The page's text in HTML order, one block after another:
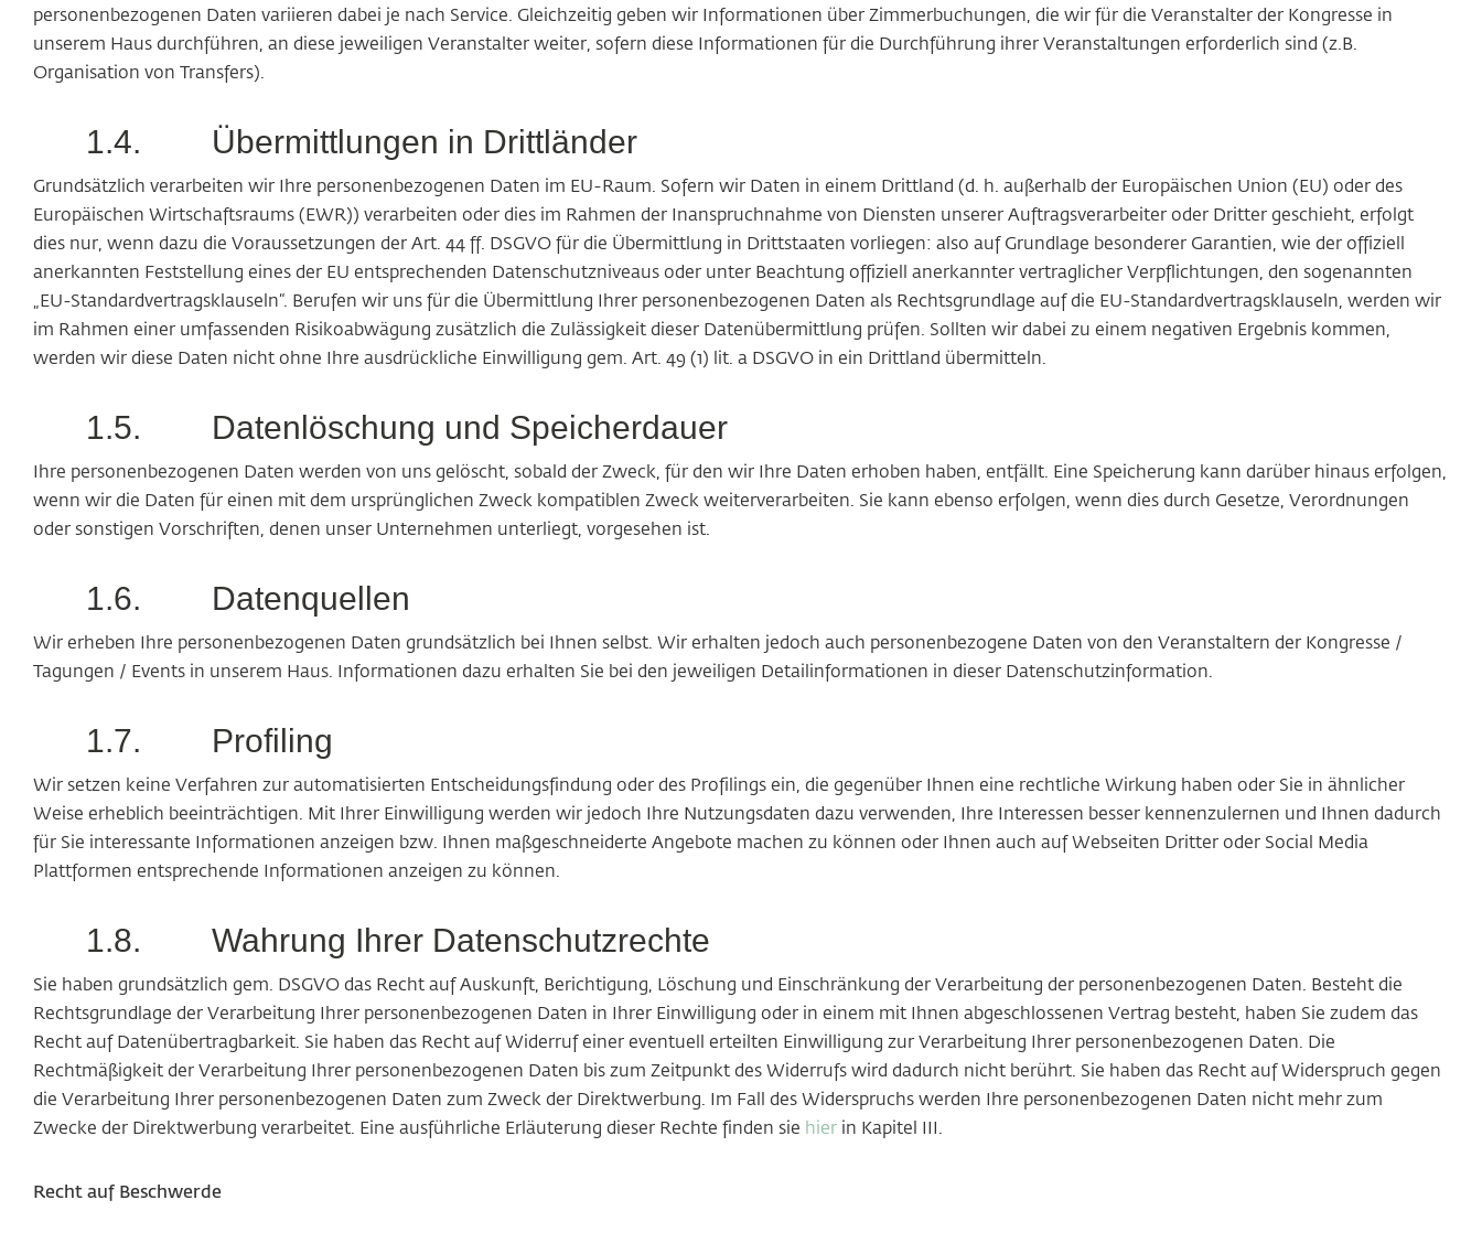
personenbezogenen Daten variieren dabei je nach Service. Gleichzeitig geben wir Informationen über Zimmerbuchungen, die wir für die Veranstalter der Kongresse in
unserem Haus durchführen, an diese jeweiligen Veranstalter weiter, sofern diese Informationen für die Durchführung ihrer Veranstaltungen erforderlich sind (z.B.
Organisation von Transfers).
1.4. Übermittlungen in Drittländer
Grundsätzlich verarbeiten wir Ihre personenbezogenen Daten im EU-Raum. Sofern wir Daten in einem Drittland (d. h. außerhalb der Europäischen Union (EU) oder des
Europäischen Wirtschaftsraums (EWR)) verarbeiten oder dies im Rahmen der Inanspruchnahme von Diensten unserer Auftragsverarbeiter oder Dritter geschieht, erfolgt
dies nur, wenn dazu die Voraussetzungen der Art. 44 ff. DSGVO für die Übermittlung in Drittstaaten vorliegen: also auf Grundlage besonderer Garantien, wie der offiziell
anerkannten Feststellung eines der EU entsprechenden Datenschutzniveaus oder unter Beachtung offiziell anerkannter vertraglicher Verpflichtungen, den sogenannten
„EU-Standardvertragsklauseln“. Berufen wir uns für die Übermittlung Ihrer personenbezogenen Daten als Rechtsgrundlage auf die EU-Standardvertragsklauseln, werden wir
im Rahmen einer umfassenden Risikoabwägung zusätzlich die Zulässigkeit dieser Datenübermittlung prüfen. Sollten wir dabei zu einem negativen Ergebnis kommen,
werden wir diese Daten nicht ohne Ihre ausdrückliche Einwilligung gem. Art. 49 (1) lit. a DSGVO in ein Drittland übermitteln.
1.5. Datenlöschung und Speicherdauer
Ihre personenbezogenen Daten werden von uns gelöscht, sobald der Zweck, für den wir Ihre Daten erhoben haben, entfällt. Eine Speicherung kann darüber hinaus erfolgen,
wenn wir die Daten für einen mit dem ursprünglichen Zweck kompatiblen Zweck weiterverarbeiten. Sie kann ebenso erfolgen, wenn dies durch Gesetze, Verordnungen
oder sonstigen Vorschriften, denen unser Unternehmen unterliegt, vorgesehen ist.
1.6. Datenquellen
Wir erheben Ihre personenbezogenen Daten grundsätzlich bei Ihnen selbst. Wir erhalten jedoch auch personenbezogene Daten von den Veranstaltern der Kongresse /
Tagungen / Events in unserem Haus. Informationen dazu erhalten Sie bei den jeweiligen Detailinformationen in dieser Datenschutzinformation.
1.7. Profiling
Wir setzen keine Verfahren zur automatisierten Entscheidungsfindung oder des Profilings ein, die gegenüber Ihnen eine rechtliche Wirkung haben oder Sie in ähnlicher
Weise erheblich beeinträchtigen. Mit Ihrer Einwilligung werden wir jedoch Ihre Nutzungsdaten dazu verwenden, Ihre Interessen besser kennenzulernen und Ihnen dadurch
für Sie interessante Informationen anzeigen bzw. Ihnen maßgeschneiderte Angebote machen zu können oder Ihnen auch auf Webseiten Dritter oder Social Media
Plattformen entsprechende Informationen anzeigen zu können.
1.8. Wahrung Ihrer Datenschutzrechte
Sie haben grundsätzlich gem. DSGVO das Recht auf Auskunft, Berichtigung, Löschung und Einschränkung der Verarbeitung der personenbezogenen Daten. Besteht die
Rechtsgrundlage der Verarbeitung Ihrer personenbezogenen Daten in Ihrer Einwilligung oder in einem mit Ihnen abgeschlossenen Vertrag besteht, haben Sie zudem das
Recht auf Datenübertragbarkeit. Sie haben das Recht auf Widerruf einer eventuell erteilten Einwilligung zur Verarbeitung Ihrer personenbezogenen Daten. Die
Rechtmäßigkeit der Verarbeitung Ihrer personenbezogenen Daten bis zum Zeitpunkt des Widerrufs wird dadurch nicht berührt. Sie haben das Recht auf Widerspruch gegen
die Verarbeitung Ihrer personenbezogenen Daten zum Zweck der Direktwerbung. Im Fall des Widerspruchs werden Ihre personenbezogenen Daten nicht mehr zum
Zwecke der Direktwerbung verarbeitet. Eine ausführliche Erläuterung dieser Rechte finden sie hier in Kapitel III.
Recht auf Beschwerde